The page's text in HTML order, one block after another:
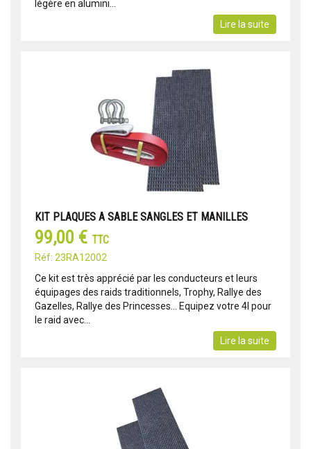
légère en alumini...
Lire la suite
KIT PLAQUES A SABLE SANGLES ET MANILLES
99,00 € TTC
Réf: 23RA12002
Ce kit est très apprécié par les conducteurs et leurs
équipages des raids traditionnels, Trophy, Rallye des
Gazelles, Rallye des Princesses... Equipez votre 4l pour
le raid avec...
Lire la suite